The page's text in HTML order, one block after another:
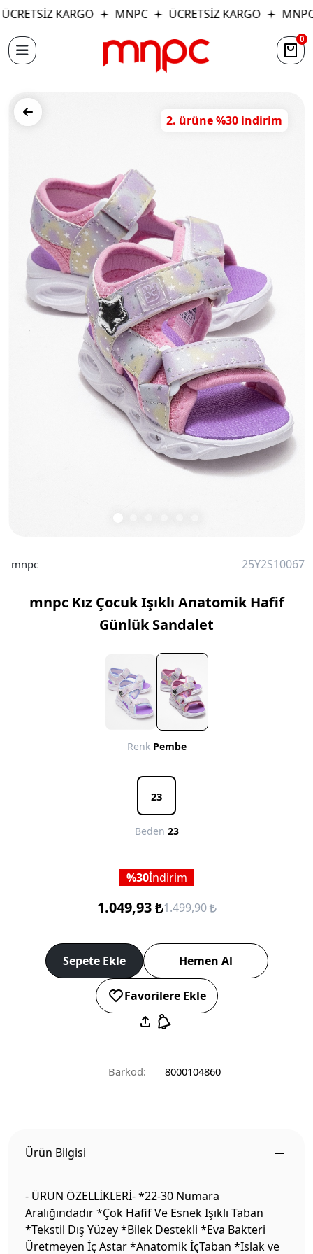
KARGO MNPC ÜCRETSİZ KARGO MNPC
0
2. ürüne %30 indirim
mnpc 25Y2S10067
mnpc Kız Çocuk Işıklı Anatomik Hafif
Günlük Sandalet
Renk Pembe
23
Beden 23
30İndirim
1.049,93 1.499,90
Sepete Ekle Hemen Al
Favorilere Ekle
Barkod: 8000104860
Ürün Bilgisi
- ÜRÜN ÖZELLİKLERİ- *22-30 Numara
Aralığındadır *Çok Hafif Ve Esnek Işıklı Taban
*Tekstil Dış Yüzey *Bilek Destekli *Eva Bakteri
Üretmeyen İç Astar *Anatomik İçTaban *Islak ve